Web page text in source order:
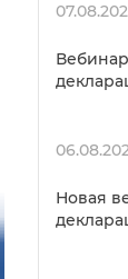
ебинар
Новая